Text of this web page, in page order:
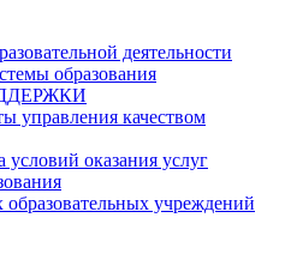
деятельности
образования
управления качеством
условий оказания услуг
учреждений